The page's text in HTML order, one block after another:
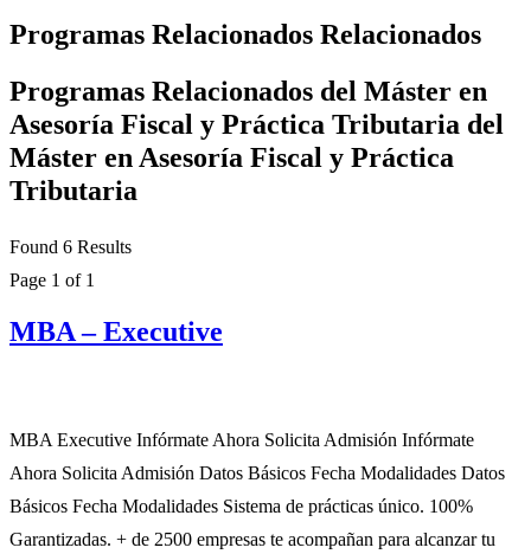
Programas Relacionados Relacionados
Programas Relacionados del Máster en
Asesoría Fiscal y Práctica Tributaria del
Máster en Asesoría Fiscal y Práctica
Tributaria
Found 6 Results
Page 1 of 1
MBA – Executive
MBA Executive Infórmate Ahora Solicita Admisión Infórmate
Ahora Solicita Admisión Datos Básicos Fecha Modalidades Datos
Básicos Fecha Modalidades Sistema de prácticas único. 100%
Garantizadas. + de 2500 empresas te acompañan para alcanzar tu